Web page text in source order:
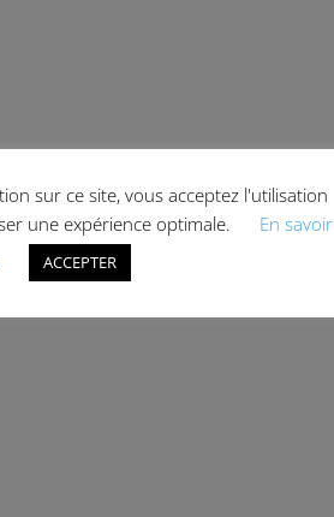
sur ce site, vous acceptez l'utilisation
une expérience optimale.
En savoir
ACCEPTER